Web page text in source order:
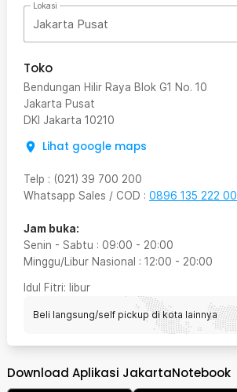
Lokasi
Jakarta Pusat
Toko
Bendungan Hilir Raya Blok G1 No. 10
Jakarta Pusat
DKI Jakarta 10210
Lihat google maps
Telp : (021) 39 700 200
Whatsapp Sales / COD : 0896 135 222 00
Jam buka:
Senin - Sabtu : 09:00 - 20:00
Minggu/Libur Nasional : 12:00 - 20:00
Idul Fitri: libur
Beli langsung/self pickup di kota lainnya
Download Aplikasi JakartaNotebook